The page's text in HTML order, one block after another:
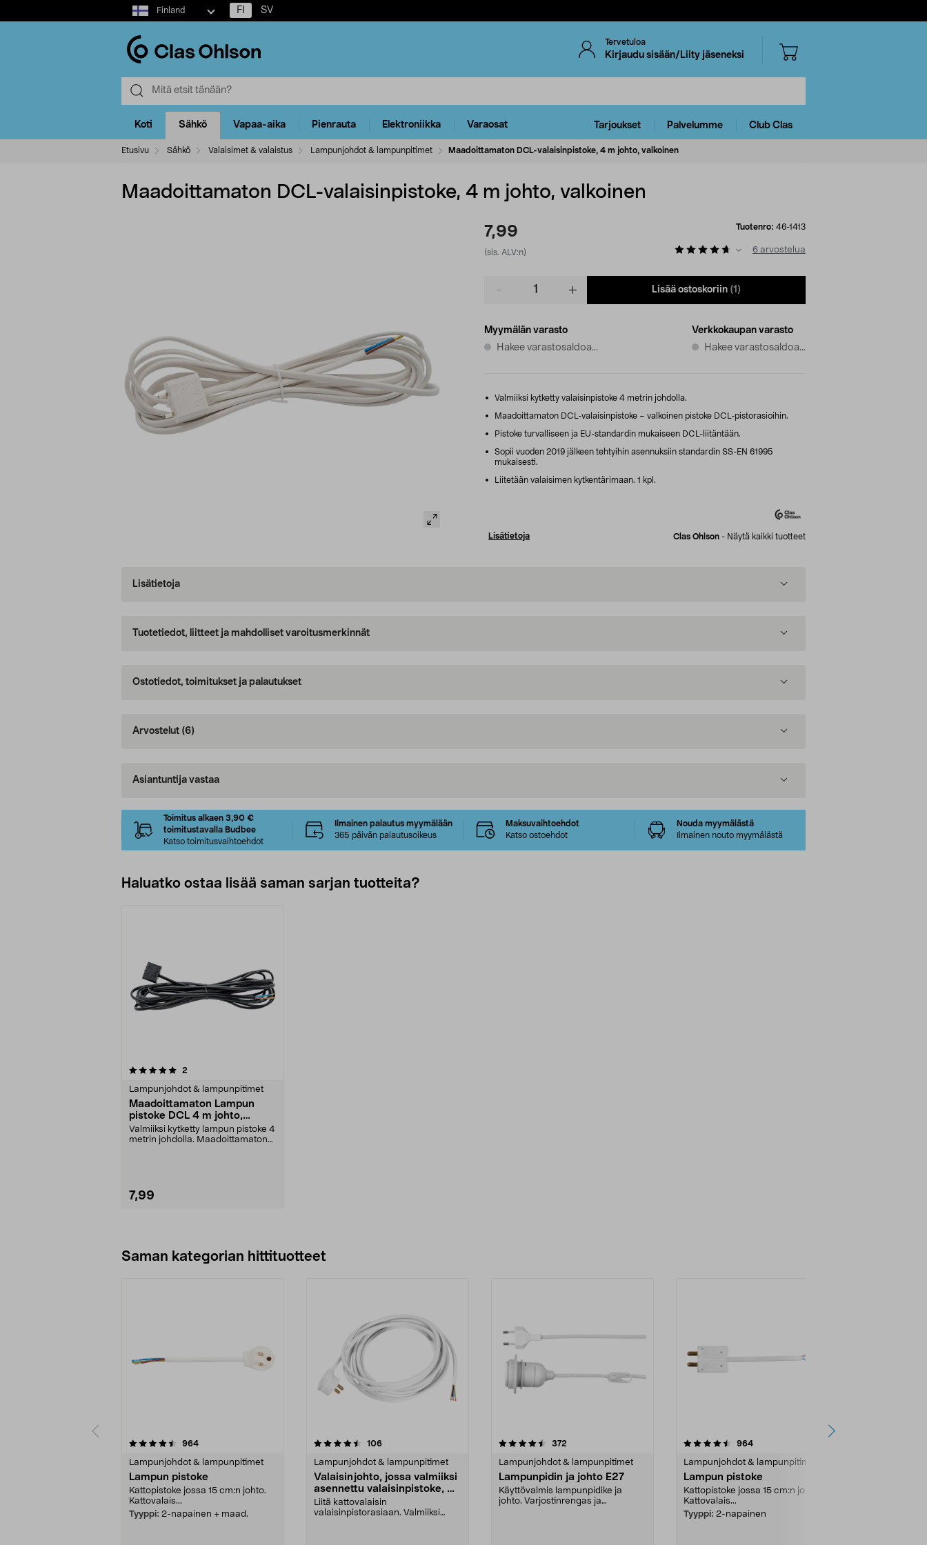
Select
market
Finland FI SV
Tervetuloa
Kirjaudu sisään/Liity jäseneksi
Koti Sähkö Vapaa-aika Pienrauta Elektroniikka Varaosat Tarjoukset Palvelumme Club Clas
Etusivu Sähkö Valaisimet & valaistus Lampunjohdot & lampunpitimet Maadoittamaton DCL-valaisinpistoke, 4 m johto, valkoinen
Maadoittamaton DCL-valaisinpistoke, 4 m johto, valkoinen
7,99
(sis. ALV:n)
Tuotenro: 46-1413
6 arvostelua
Lisää ostoskoriin (1)
Myymälän varasto
Hakee varastosaldoa...
Verkkokaupan varasto
Hakee varastosaldoa...
Valmiiksi kytketty valaisinpistoke 4 metrin johdolla.
Maadoittamaton DCL-valaisinpistoke – valkoinen pistoke DCL-pistorasioihin.
Pistoke turvalliseen ja EU-standardin mukaiseen DCL-liitäntään.
Sopii vuoden 2019 jälkeen tehtyihin asennuksiin standardin SS-EN 61995
mukaisesti.
Liitetään valaisimen kytkentärimaan. 1 kpl.
Lisätietoja Clas Ohlson - Näytä kaikki tuotteet
Lisätietoja
Tuotetiedot, liitteet ja mahdolliset varoitusmerkinnät
Ostotiedot, toimitukset ja palautukset
Arvostelut (6)
Asiantuntija vastaa
Toimitus alkaen 3,90 €
toimitustavalla Budbee
Katso toimitusvaihtoehdot
Ilmainen palautus myymälään
365 päivän palautusoikeus
Maksuvaihtoehdot
Katso ostoehdot
Nouda myymälästä
Ilmainen nouto myymälästä
Haluatko ostaa lisää saman sarjan tuotteita?
2
Lampunjohdot & lampunpitimet
Maadoittamaton Lampun
pistoke DCL 4 m johto,
musta
Valmiiksi kytketty lampun pistoke 4
metrin johdolla. Maadoittamaton
7,99
Saman kategorian hittituotteet
964arvostelut
Lampunjohdot & lampunpitimet
Lampun pistoke
Kattopistoke jossa 15 cm:n johto.
Kattovalais...
Tyyppi: 2-napainen + maad.
4.5 viidestä
106arvostelut
Lampunjohdot & lampunpitimet
Valaisinjohto, jossa valmiiksi
asennettu valaisinpistoke, 3
m
Liitä kattovalaisin
valaisinpistorasiaan. Valmiiksi
4.5 viidestä
372
Lampunjohdot & lampunpitimet
Lampunpidin ja johto E27
Käyttövalmis lampunpidike ja
johto. Varjostinrengas ja
4.5 viidestä
964arvostelut
Lampunjohdot & lampunpitimet
Lampun pistoke
Kattopistoke jossa 15 cm:n johto.
Kattovalais...
Tyyppi: 2-napainen
4.5 viidestä